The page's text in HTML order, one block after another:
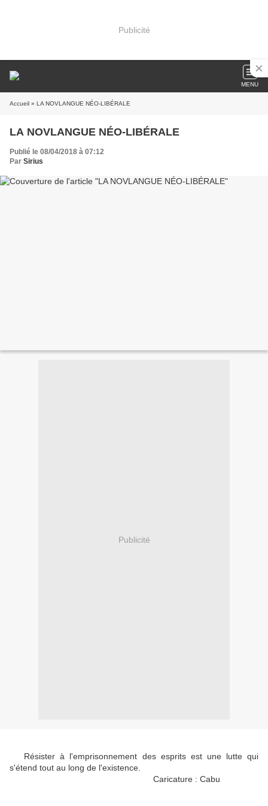
Publicité
MENU
Accueil » LA NOVLANGUE NÉO-LIBÉRALE
LA NOVLANGUE NÉO-LIBÉRALE
Publié le 08/04/2018 à 07:12
Par Sirius
Publicité
Résister à l'emprisonnement des esprits est une lutte qui
s'étend tout au long de l'existence.
Caricature : Cabu